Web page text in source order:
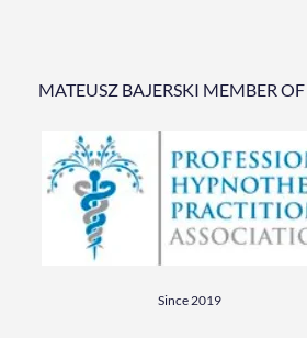
MATEUSZ BAJERSKI MEMBER
Since 2019